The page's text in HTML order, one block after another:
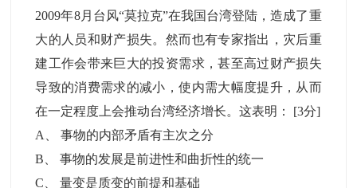
2009年8月台风“莫拉克”在我国台湾登陆，造成了重
大的人员和财产损失。然而也有专家指出，灾后重
建工作会带来巨大的投资需求，甚至高过财产损失
导致的消费需求的减小，使内需大幅度提升，从而
在一定程度上会推动台湾经济增长。这表明： [3分]
A
、事物的内部矛盾有主次之分
B 、事物的发展是前进性和曲折性的统一
C 、量变是质变的前提和基础